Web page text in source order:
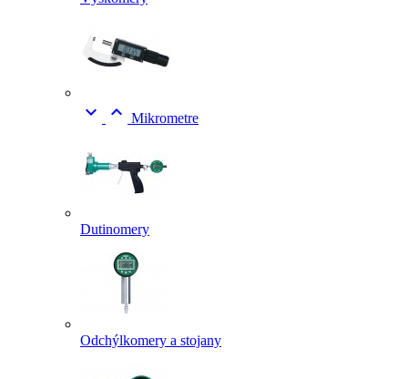
  Mikrometre
Dutinomery
Odchýlkomery a stojany